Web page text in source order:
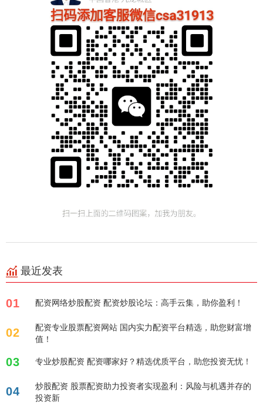
最近发表
01 配资网络炒股配资 配资炒股论坛：高手云集，助你盈利！
02
配资专业股票配资网站 国内实力配资平台精选，助您财富增
值！
03 专业炒股配资 配资哪家好？精选优质平台，助您投资无忧！
04
炒股配资 股票配资助力投资者实现盈利：风险与机遇并存的
投资新